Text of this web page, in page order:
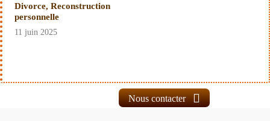
Divorce, Reconstruction
personnelle
11 juin 2025
Nous contacter